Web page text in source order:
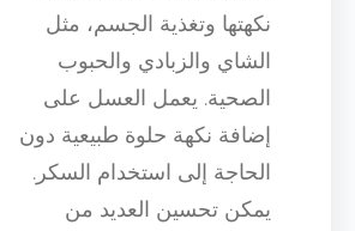
نكهتها وتغذية الجسم، مثل
الشاي والزبادي والحبوب
الصحية. يعمل العسل على
إضافة نكهة حلوة طبيعية دون
الحاجة إلى استخدام السكر.
يمكن تحسين العديد من